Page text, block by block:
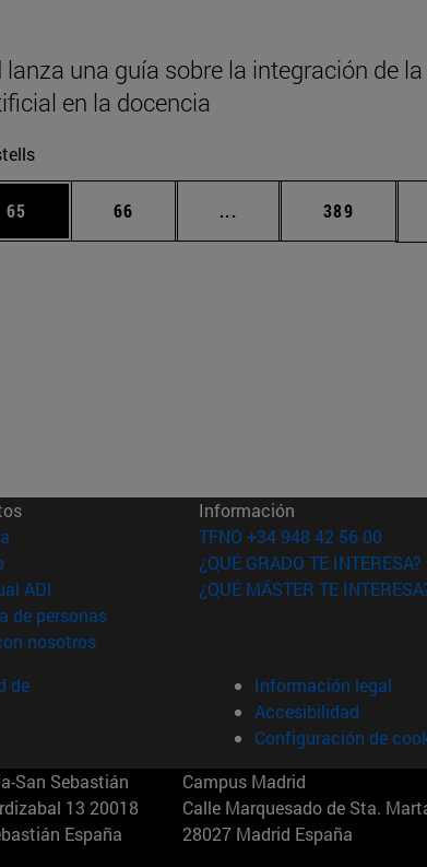
una guía sobre la integración de la
en la docencia
TAB para desplazarse.
Página
65 Página
66 ... Páginas intermedias
Página
389
(abre en nueva ventana)
(abre en nueva ventana)
ADI (abre en nueva ventana)
de personas(abre en nueva ventana)
nosotros(abre en nueva ventana)
Información
TFNO +34 948 42 56 00
¿QUÉ GRADO TE INTERESA?
¿QUÉ MÁSTER TE
de
Información legal
Accesibilidad
Configuración de
San Sebastián
13 20018
España
Campus Madrid
Calle Marquesado de Sta.
28027 Madrid España